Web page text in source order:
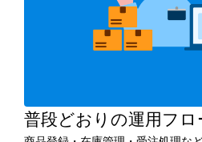
普段どおりの運用フロ